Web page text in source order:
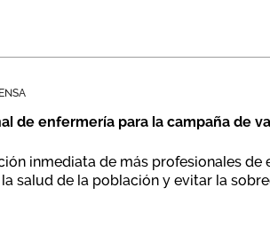
de enfermería para la campaña de
inmediata de más profesionales
salud de la población y evitar la